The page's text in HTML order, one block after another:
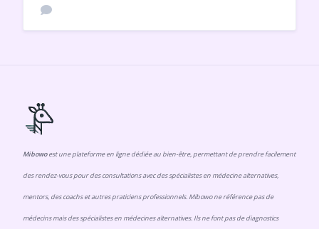
Mibowoest une plateforme en ligne dédiée au bien-être, permettant de prendre facilement
des rendez-vous pour des consultations avec des spécialistes en médecine alternatives,
mentors, des coachs et autres praticiens professionnels. Mibowo ne référence pas de
médecins mais des spécialistes en médecines alternatives. Ils ne font pas de diagnostics